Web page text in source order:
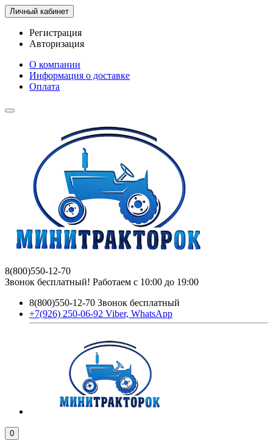
Личный кабинет
Регистрация
Авторизация
О компании
Информация о доставке
Оплата
8(800)550-12-70
Звонок бесплатный! Работаем с 10:00 до 19:00
8(800)550-12-70 Звонок бесплатный
+7(926) 250-06-92 Viber, WhatsApp
0